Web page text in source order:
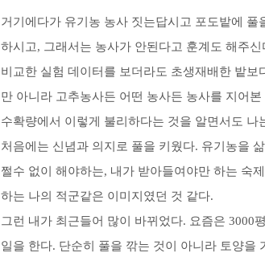
거기에다가 유기농 농사 짓는답시고 포도밭에
하시고, 그래서는 농사가 안된다고 훈계도 해주
비교한 실험 데이터를 보더라도 초생재배한 밭
만 아니라 고추농사든 어떤 농사든 농사를 지어
수확량에서 이렇게 불리하다는 것을 알면서도 나
처음에는 신념과 의지로 풀을 키웠다. 유기농을
쩔수 없이 해야하는, 내가 받아들여야만 하는 숙
하는 나의 적군같은 이미지였던 것 같다.
그런 내가 최근들어 많이 바뀌었다. 요즘은 3000
일을 한다. 단순히 풀을 깎는 것이 아니라 토양을